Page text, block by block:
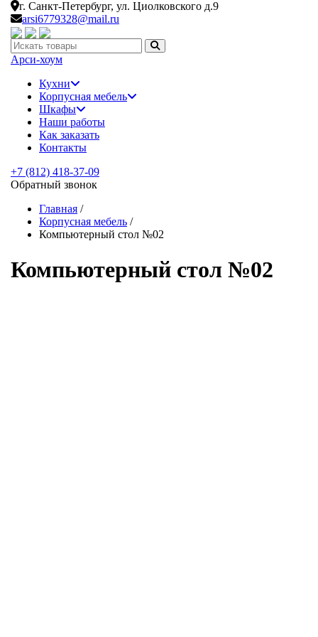
г. Санкт-Петербург, ул. Циолковского д.9
arsi6779328@mail.ru
Искать:
Арси-хоум
Кухни
Корпусная мебель
Шкафы
Наши работы
Как заказать
Контакты
+7 (812) 418-37-09
Обратный звонок
Главная /
Корпусная мебель /
Компьютерный стол №02
Компьютерный стол №02